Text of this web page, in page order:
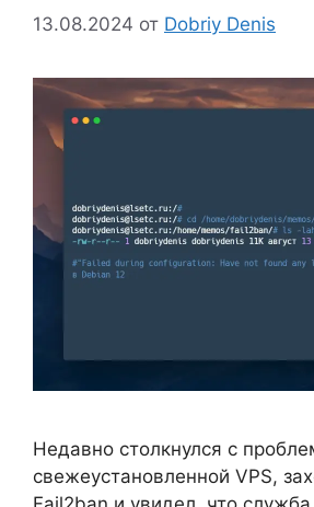
13.08.2024 от Dobriy Denis
Недавно столкнулся с
свежеустановленной VPS,